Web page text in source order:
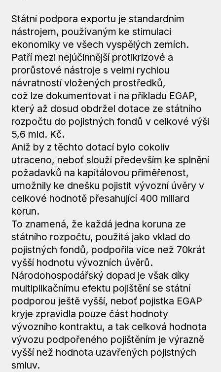
Státní podpora exportu je standardním
nástrojem, používaným ke stimulaci
ekonomiky ve všech vyspělých zemích.
Patří mezi nejúčinnější protikrizové a
prorůstové nástroje s velmi rychlou
návratností vložených prostředků,
což lze dokumentovat i na příkladu EGAP,
který až dosud obdržel dotace ze státního
rozpočtu do pojistných fondů v celkové výši
5,6 mld. Kč.
Aniž by z těchto dotací bylo cokoliv
utraceno, neboť slouží především ke splnění
požadavků na kapitálovou přiměřenost,
umožnily ke dnešku pojistit vývozní úvěry v
celkové hodnotě přesahující 400 miliard
korun.
To znamená, že každá jedna koruna ze
státního rozpočtu, použitá jako vklad do
pojistných fondů, podpořila více než 70krát
vyšší hodnotu vývozních úvěrů.
Národohospodářský dopad je však díky
multiplikačnímu efektu pojištění se státní
podporou ještě vyšší, neboť pojistka EGAP
kryje zpravidla pouze část hodnoty
vývozního kontraktu, a tak celková hodnota
vývozu podpořeného pojištěním je výrazně
vyšší než hodnota uzavřených pojistných
smluv.